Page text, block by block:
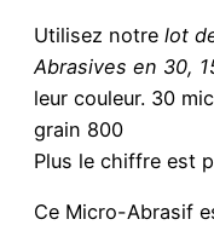
Utilisez notre lot
Abrasives en 30,
leur couleur. 30
grain 800
Plus le chiffre est
Ce Micro-Abrasif